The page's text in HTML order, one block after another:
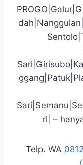
ri| –
Telp. WA